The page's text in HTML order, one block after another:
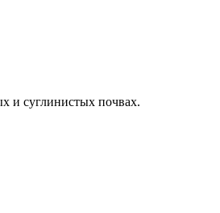
и суглинистых почвах.